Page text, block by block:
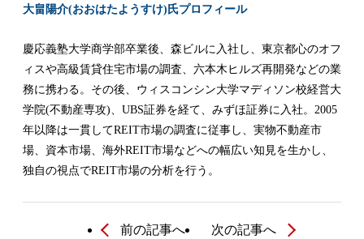
大畠陽介(おおはたようすけ)氏プロフィール
慶応義塾大学商学部卒業後、森ビルに入社し、東京都心のオフ
ィスや高級賃貸住宅市場の調査、六本木ヒルズ再開発などの業
務に携わる。その後、ウィスコンシン大学マディソン校経営大
学院(不動産専攻)、UBS証券を経て、みずほ証券に入社。2005
年以降は一貫してREIT市場の調査に従事し、実物不動産市
場、資本市場、海外REIT市場などへの幅広い知見を生かし、
独自の視点でREIT市場の分析を行う。
前の記事へ 次の記事へ